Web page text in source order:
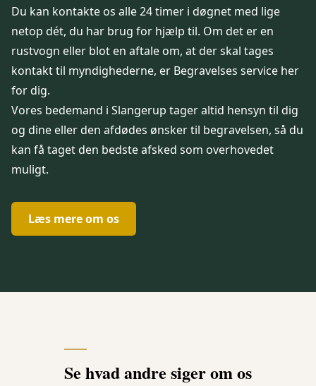
Du kan kontakte os alle 24 timer i døgnet med lige
netop dét, du har brug for hjælp til. Om det er en
rustvogn eller blot en aftale om, at der skal tages
kontakt til myndighederne, er Begravelses service her
for dig.
Vores bedemand i Slangerup tager altid hensyn til dig
og dine eller den afdødes ønsker til begravelsen, så du
kan få taget den bedste afsked som overhovedet
muligt.
Læs mere om os
Se hvad andre siger om os